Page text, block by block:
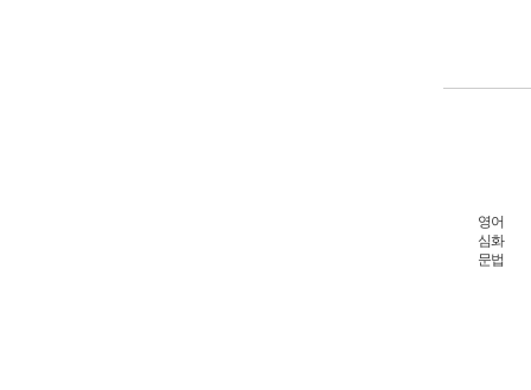
영어
심화
문법